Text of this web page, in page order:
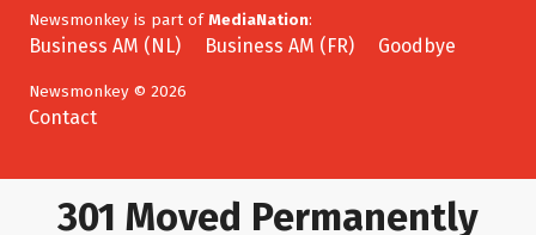
Newsmonkey is part of MediaNation
Business AM (NL) Business AM (FR) Goodbye
Newsmonkey © 2026
Contact
301 Moved Permanently